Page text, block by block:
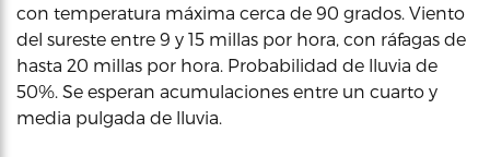
con temperatura máxima cerca de 90 grados. Viento
del sureste entre 9 y 15 millas por hora, con ráfagas de
hasta 20 millas por hora. Probabilidad de lluvia de
50%. Se esperan acumulaciones entre un cuarto y
media pulgada de lluvia.